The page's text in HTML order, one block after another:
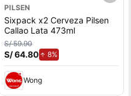
PILSEN
Sixpack x2 Cerveza Pilsen
Callao Lata 473ml
S/ 59.90
S/ 64.80 8%de aumento.
Wong